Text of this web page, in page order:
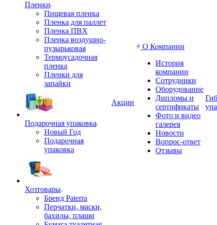
Пленки
Пищевая пленка
Пленка для паллет
Пленка ПВХ
Пленка воздушно-
пузырьковая
Термоусадочная
пленка
Пленки для
запайки
Подарочная упаковка
Новый Год
Подарочная
упаковка
Хозтовары
Бренд Paterra
Перчатки, маски,
бахилы, плащи
Акции
О Компании
История
компании
Сотрудники
Оборудование
Дипломы и
сертификаты
Фото и видео
галерея
Новости
Вопрос-ответ
Отзывы